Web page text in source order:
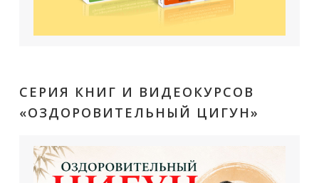
СЕРИЯ КНИГ И ВИДЕОКУРСОВ
«ОЗДОРОВИТЕЛЬНЫЙ ЦИГУН»